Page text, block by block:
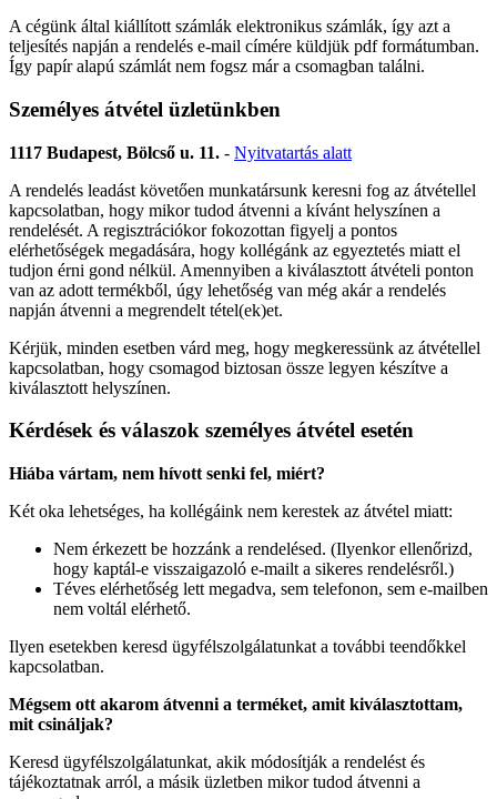
A cégünk által kiállított számlák elektronikus számlák, így azt a
teljesítés napján a rendelés e-mail címére küldjük pdf formátumban.
Így papír alapú számlát nem fogsz már a csomagban találni.
Személyes átvétel üzletünkben
1117 Budapest, Bölcső u. 11. - Nyitvatartás alatt
A rendelés leadást követően munkatársunk keresni fog az átvétellel
kapcsolatban, hogy mikor tudod átvenni a kívánt helyszínen a
rendelését. A regisztrációkor fokozottan figyelj a pontos
elérhetőségek megadására, hogy kollégánk az egyeztetés miatt el
tudjon érni gond nélkül. Amennyiben a kiválasztott átvételi ponton
van az adott termékből, úgy lehetőség van még akár a rendelés
napján átvenni a megrendelt tétel(ek)et.
Kérjük, minden esetben várd meg, hogy megkeressünk az átvétellel
kapcsolatban, hogy csomagod biztosan össze legyen készítve a
kiválasztott helyszínen.
Kérdések és válaszok személyes átvétel esetén
Hiába vártam, nem hívott senki fel, miért?
Két oka lehetséges, ha kollégáink nem kerestek az átvétel miatt:
Nem érkezett be hozzánk a rendelésed. (Ilyenkor ellenőrizd,
hogy kaptál-e visszaigazoló e-mailt a sikeres rendelésről.)
Téves elérhetőség lett megadva, sem telefonon, sem e-mailben
nem voltál elérhető.
Ilyen esetekben keresd ügyfélszolgálatunkat a további teendőkkel
kapcsolatban.
Mégsem ott akarom átvenni a terméket, amit kiválasztottam,
mit csináljak?
Keresd ügyfélszolgálatunkat, akik módosítják a rendelést és
tájékoztatnak arról, a másik üzletben mikor tudod átvenni a